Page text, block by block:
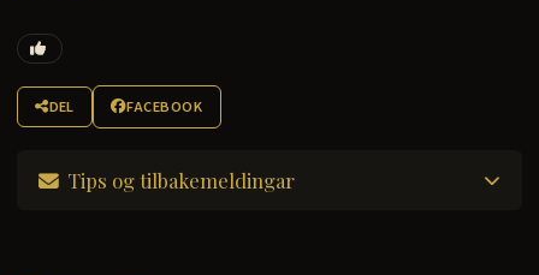
DEL FACEBOOK
Tips og tilbakemeldingar